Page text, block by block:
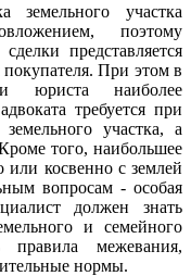
земельного участка
поэтому
представляется
При этом в
юриста наиболее
требуется при
участка, а
того, наибольшее
или косвенно с землей
вопросам - особая
должен знать
и семейного
правила межевания,
нормы.